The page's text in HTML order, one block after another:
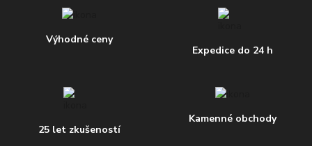
Výhodné ceny
Expedice do 24 h
25 let zkušeností
Kamenné obchody